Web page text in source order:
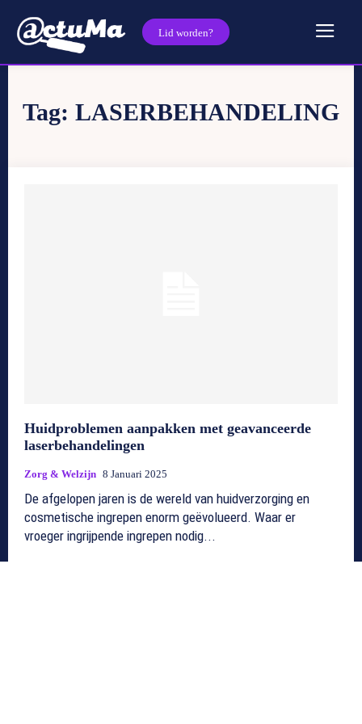
Lid worden?
Tag: LASERBEHANDELING
Huidproblemen aanpakken met geavanceerde
laserbehandelingen
Zorg & Welzijn 8 Januari 2025
De afgelopen jaren is de wereld van huidverzorging en
cosmetische ingrepen enorm geëvolueerd. Waar er
vroeger ingrijpende ingrepen nodig...